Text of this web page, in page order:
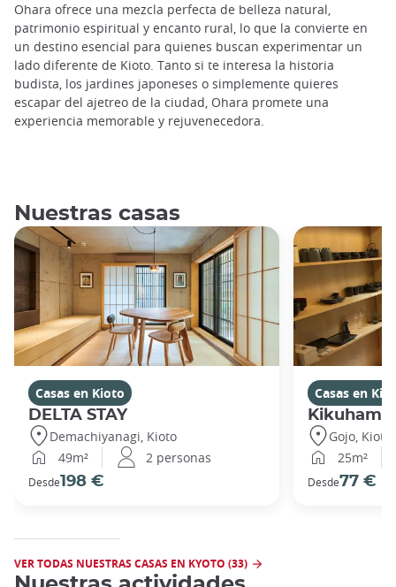
Ohara ofrece una mezcla perfecta de belleza natural,
patrimonio espiritual y encanto rural, lo que la convierte en
un destino esencial para quienes buscan experimentar un
lado diferente de Kioto. Tanto si te interesa la historia
budista, los jardines japoneses o simplemente quieres
escapar del ajetreo de la ciudad, Ohara promete una
experiencia memorable y rejuvenecedora.
Nuestras casas
Casas en Kioto
DELTA STAY
Demachiyanagi, Kioto
49m²
2 personas
Desde198 €
Casas en
Kikuhama
Gojo, Kioto
25m²
Desde77 €
VER TODAS NUESTRAS CASAS EN KYOTO (33)